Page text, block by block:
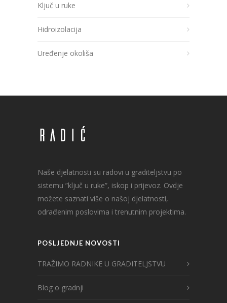
Ključ u ruke
Hidroizolacija
Uređenje okoliša
Naše djelatnosti su radovi u graditeljstvu po
sistemu ”ključ u ruke”, iskop i prijevoz. Ovdje
možete saznati više o našoj djelatnosti,
odrađenim poslovima i trenutnim projektima.
POSLJEDNJE NOVOSTI
TRAŽIMO RADNIKE U GRADITELJSTVU
Blog o gradnji